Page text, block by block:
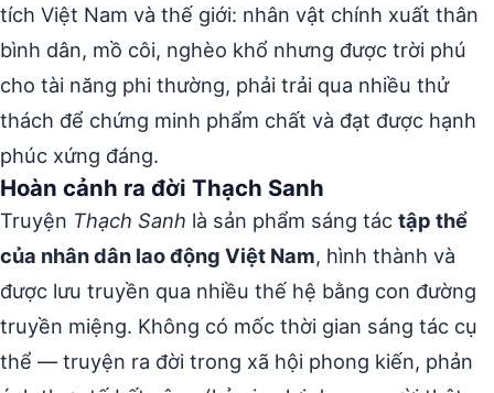
tích Việt Nam và thế giới: nhân vật chính xuất thân
bình dân, mồ côi, nghèo khổ nhưng được trời phú
cho tài năng phi thường, phải trải qua nhiều thử
thách để chứng minh phẩm chất và đạt được hạnh
phúc xứng đáng.
Hoàn cảnh ra đời Thạch Sanh
Truyện Thạch Sanh là sản phẩm sáng tác tập thể
của nhân dân lao động Việt Nam, hình thành và
được lưu truyền qua nhiều thế hệ bằng con đường
truyền miệng. Không có mốc thời gian sáng tác cụ
thể — truyện ra đời trong xã hội phong kiến, phản